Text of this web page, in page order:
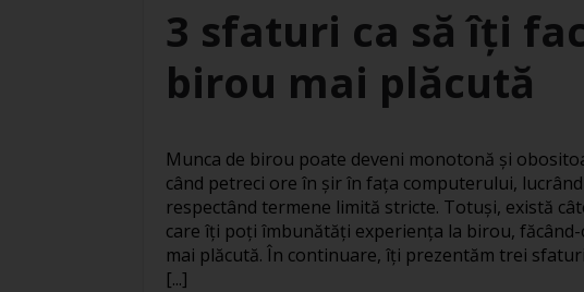
3 sfaturi ca să îți
birou mai plăcută
Munca de birou poate deveni monotonă și
când petreci ore în șir în fața computerului,
respectând termene limită stricte. Totuși, există
care îți poți îmbunătăți experiența la birou,
mai plăcută. În continuare, îți prezentăm trei
[...]